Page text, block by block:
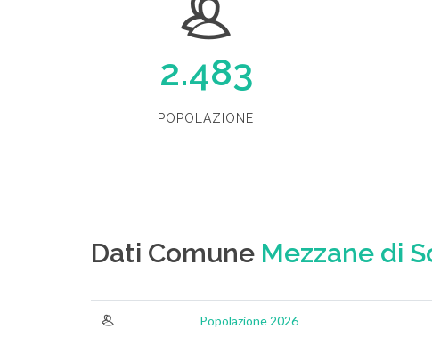
2.483
POPOLAZIONE
Dati Comune Mezzane di
Popolazione 2026